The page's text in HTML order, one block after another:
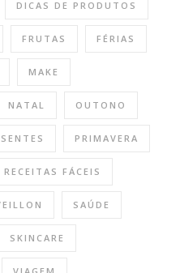
DICAS DE PRODUTOS
FRUTAS FÉRIAS
MAKE
NATAL OUTONO
PRIMAVERA
RECEITAS FÁCEIS
SAÚDE
SKINCARE